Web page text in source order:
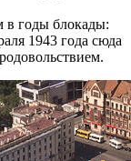
в годы блокады:
1943 года сюда